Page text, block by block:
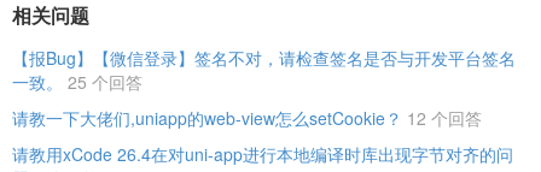
相关问题
【报Bug】【微信登录】签名不对，请检查签名是否与开发平台签名
一致。
25 个回答
请教一下大佬们,uniapp的web-view怎么setCookie？ 12 个回答
请教用xCode 26.4在对uni-app进行本地编译时库出现字节对齐的问